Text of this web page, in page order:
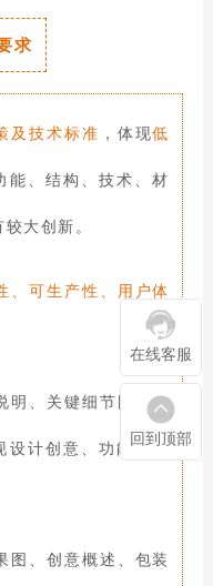
在线客服
回到顶部
求
及技术标准 ，体现低
能、结构、技术、材
大创新。
、可生产性、用户体
明、关键细节图、使
设计创意、功能、形
图、创意概述、包装